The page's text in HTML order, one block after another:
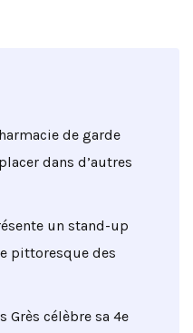
de garde
dans d’autres
un stand-up
pittoresque des
Grès célèbre sa 4e